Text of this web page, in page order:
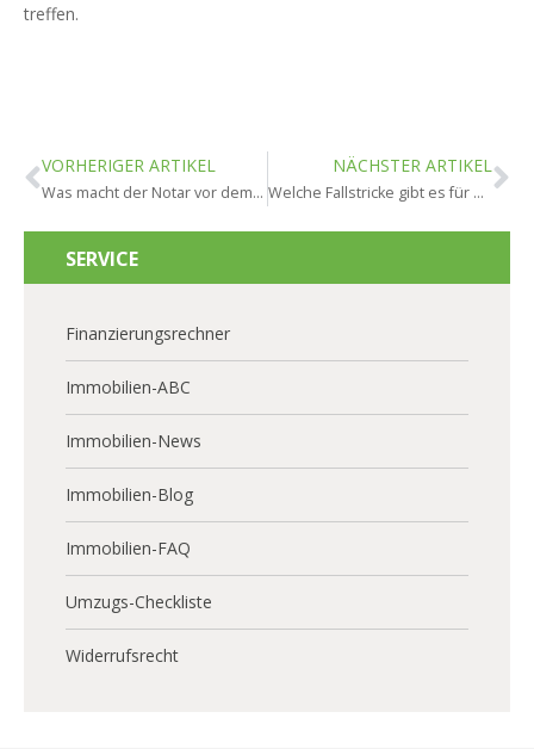
treffen.
VORHERIGER ARTIKEL
Was macht der Notar vor dem Beurkundungstermin in Hochheim?
NÄCHSTER ARTIKEL
Welche Fallstricke gibt es für Paare beim Kauf in Hochheim?
SERVICE
Finanzierungsrechner
Immobilien-ABC
Immobilien-News
Immobilien-Blog
Immobilien-FAQ
Umzugs-Checkliste
Widerrufsrecht